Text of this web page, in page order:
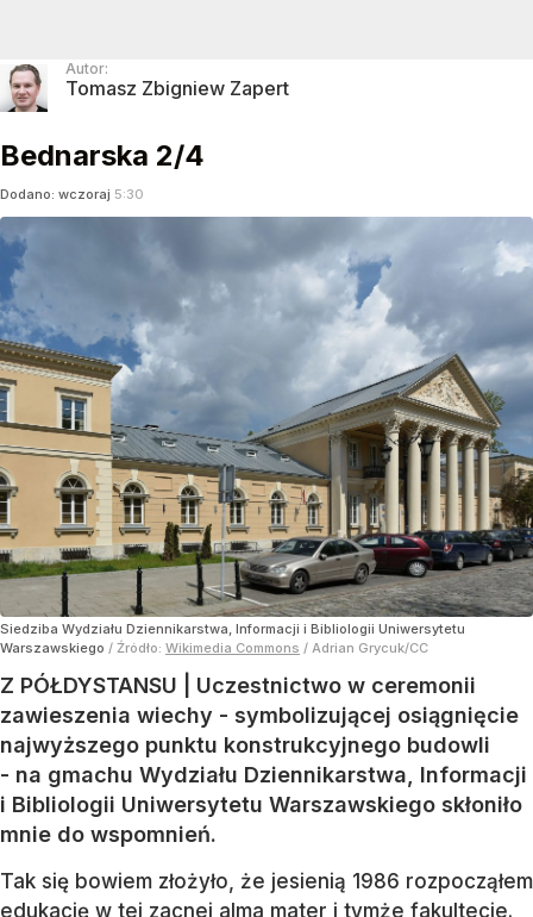
Autor:
Tomasz Zbigniew Zapert
Bednarska 2/4
Dodano: wczoraj 5:30
Siedziba Wydziału Dziennikarstwa, Informacji i Bibliologii Uniwersytetu
Warszawskiego / Źródło: Wikimedia Commons / Adrian Grycuk/CC
Z PÓŁDYSTANSU | Uczestnictwo w ceremonii
zawieszenia wiechy - symbolizującej osiągnięcie
najwyższego punktu konstrukcyjnego budowli
- na gmachu Wydziału Dziennikarstwa, Informacji
i Bibliologii Uniwersytetu Warszawskiego skłoniło
mnie do wspomnień.
Tak się bowiem złożyło, że jesienią 1986 rozpocząłem
edukację w tej zacnej alma mater i tymże fakultecie.